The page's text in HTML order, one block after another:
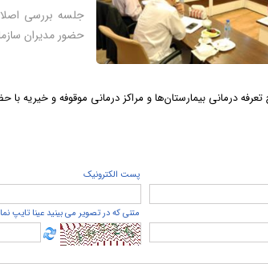
جلسه بررسی
حضور مدیران
درمانی بیمارستان‌ها و مراکز درمانی موقوفه و خیریه با
پست الكترونيک
متنی که در تصویر می بینید عینا تایپ